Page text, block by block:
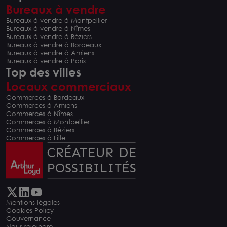
Bureaux à vendre
Bureaux à vendre à Montpellier
Bureaux à vendre à Nîmes
Bureaux à vendre à Béziers
Bureaux à vendre à Bordeaux
Bureaux à vendre à Amiens
Bureaux à vendre à Paris
Top des villes
Locaux commerciaux
Commerces à Bordeaux
Commerces à Amiens
Commerces à Nîmes
Commerces à Montpellier
Commerces à Béziers
Commerces à Lille
Mentions légales
Cookies Policy
Gouvernance